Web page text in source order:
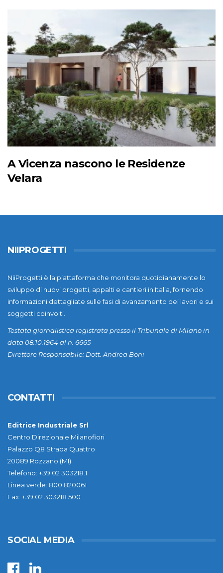
A Vicenza nascono le Residenze
Velara
NIIPROGETTI
NiiProgetti è la piattaforma che monitora quotidianamente lo
sviluppo di nuovi progetti, appalti e cantieri in Italia, fornendo
informazioni dettagliate sulle fasi di avanzamento dei lavori e sui
soggetti coinvolti.
Testata giornalistica registrata presso il Tribunale di Milano in
data 08.10.1964 al n. 6665
Direttore Responsabile: Dott. Andrea Boni
CONTATTI
Editrice Industriale Srl
Centro Direzionale Milanofiori
Palazzo Q8 Strada Quattro
20089 Rozzano (MI)
Telefono: +39 02 303218.1
Linea verde: 800 820061
Fax: +39 02 303218.500
SOCIAL MEDIA